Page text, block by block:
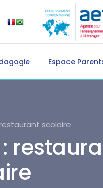
Espace
scolaire